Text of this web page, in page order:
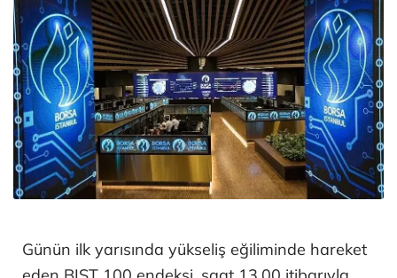
Günün ilk yarısında yükseliş eğiliminde hareket